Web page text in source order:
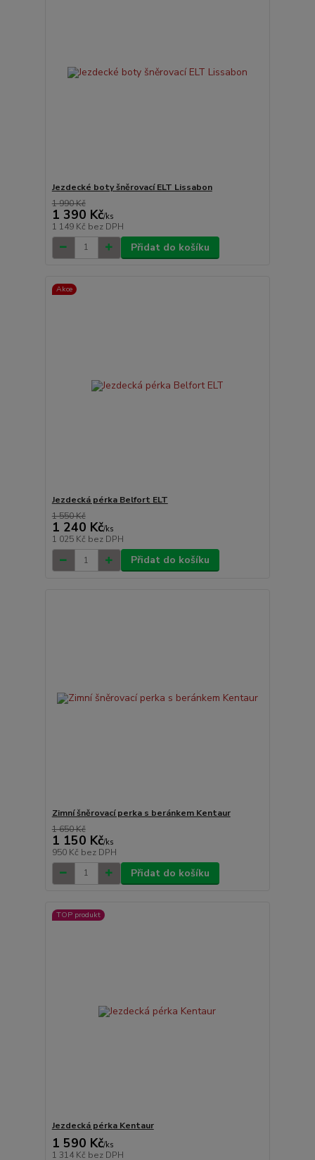
Jezdecké boty šněrovací ELT Lissabon
1 990 Kč
1 390 Kč/ks
1 149 Kč bez DPH
Přidat do košíku
Akce
Jezdecká pérka Belfort ELT
1 550 Kč
1 240 Kč/ks
1 025 Kč bez DPH
Přidat do košíku
Zimní šněrovací perka s beránkem Kentaur
1 650 Kč
1 150 Kč/ks
950 Kč bez DPH
Přidat do košíku
TOP produkt
Jezdecká pérka Kentaur
1 590 Kč/ks
1 314 Kč bez DPH